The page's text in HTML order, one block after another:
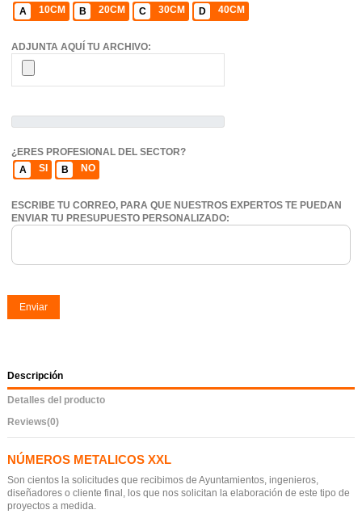
A
10CM B 20CM C 30CM D 40CM
ADJUNTA AQUÍ TU ARCHIVO:
¿ERES PROFESIONAL DEL SECTOR?
A
SI B NO
ESCRIBE TU CORREO, PARA QUE NUESTROS EXPERTOS TE PUEDAN
ENVIAR TU PRESUPUESTO PERSONALIZADO:
Enviar
Descripción
Detalles del producto
Reviews(0)
NÚMEROS METALICOS XXL
Son cientos la solicitudes que recibimos de Ayuntamientos, ingenieros,
diseñadores o cliente final, los que nos solicitan la elaboración de este tipo de
proyectos a medida.